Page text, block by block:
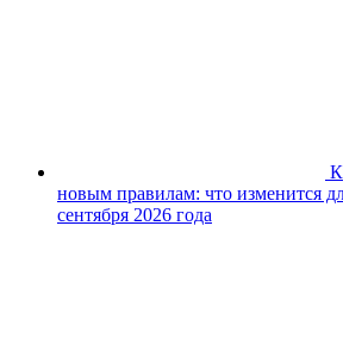
новым правилам: что изменится
сентября 2026 года